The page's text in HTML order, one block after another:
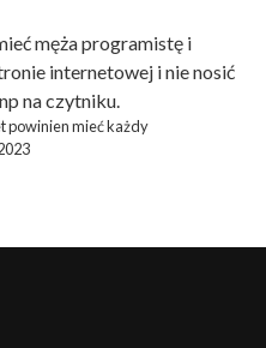
męża programistę i
internetowej i nie nosić
na czytniku.
powinien mieć każdy